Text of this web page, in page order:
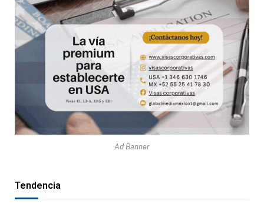
Ad Banner
Tendencia